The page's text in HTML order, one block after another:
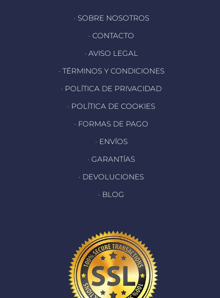
· SOBRE NOSOTROS
· CONTACTO
· AVISO LEGAL
· TÉRMINOS Y CONDICIONES
· POLÍTICA DE PRIVACIDAD
· POLÍTICA DE COOKIES
· FORMAS DE PAGO
· ENVÍOS
· GARANTÍAS
· DEVOLUCIONES
· BLOG